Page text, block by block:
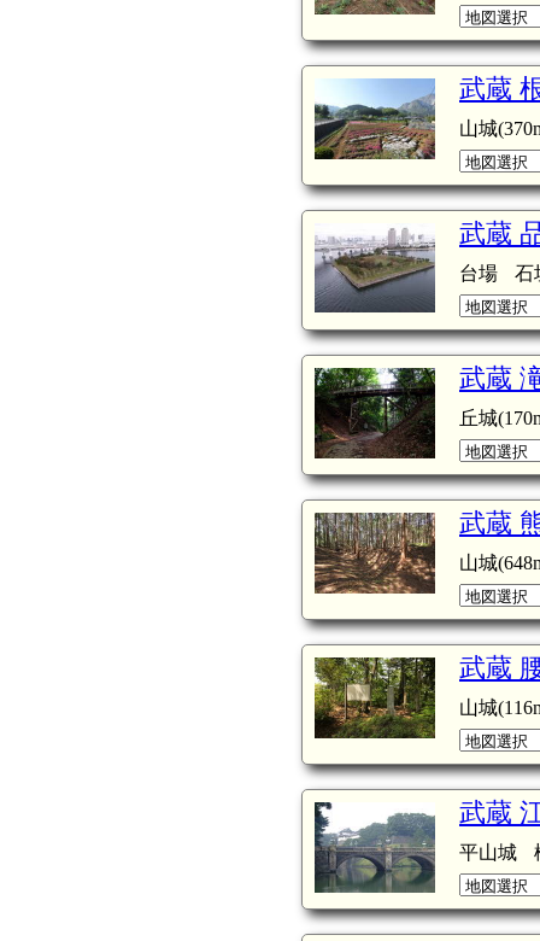
武蔵
山城
武蔵
台場 石
武蔵
丘城
武蔵
山城
武蔵
山城
武蔵
平山城